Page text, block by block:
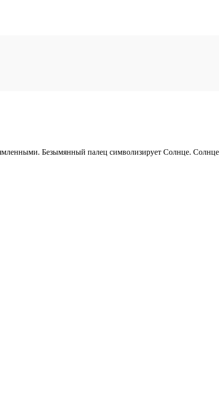
Безымянный палец символизирует Солнце. Солнце